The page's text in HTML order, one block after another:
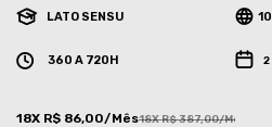
LATO SENSU
360 A 720H 2
18X R$ 86,00/Mês18X R$ 387,00/Mês